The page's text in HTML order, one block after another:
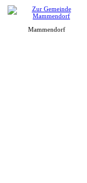
Mammendorf